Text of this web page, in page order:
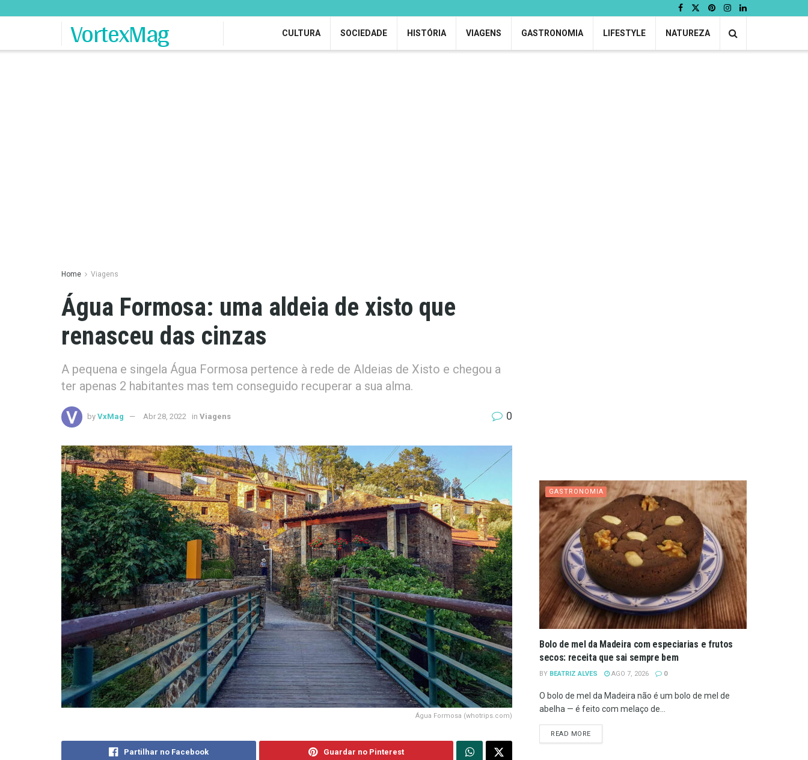
VortexMag CULTURA SOCIEDADE HISTÓRIA VIAGENS GASTRONOMIA LIFESTYLE NATUREZA
Home Viagens
Água Formosa: uma aldeia de xisto que
renasceu das cinzas
A pequena e singela Água Formosa pertence à rede de Aldeias de Xisto e chegou a
ter apenas 2 habitantes mas tem conseguido recuperar a sua alma.
by VxMag Abr 28, 2022 in Viagens 0
Água Formosa (whotrips.com)
Partilhar no Facebook Guardar no Pinterest
GASTRONOMIA
Bolo de mel da Madeira com especiarias e frutos
secos: receita que sai sempre bem
BY BEATRIZ ALVES AGO 7, 2026 0
O bolo de mel da Madeira não é um bolo de mel de
abelha — é feito com melaço de...
READ MOREDETAILS